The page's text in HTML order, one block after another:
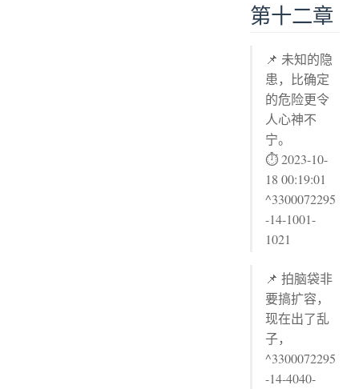
第十二章
📌 未知的隐
患，比确定
的危险更令
人心神不
宁。
⏱ 2023-10-
18 00:19:01
^3300072295
-14-1001-
1021
📌 拍脑袋非
要搞扩容，
现在出了乱
子，
^3300072295
-14-4040-